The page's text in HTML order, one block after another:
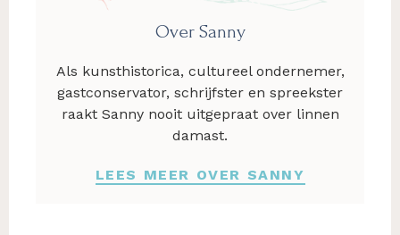
Over Sanny
Als kunsthistorica, cultureel ondernemer,
gastconservator, schrijfster en spreekster
raakt Sanny nooit uitgepraat over linnen
damast.
LEES MEER OVER SANNY